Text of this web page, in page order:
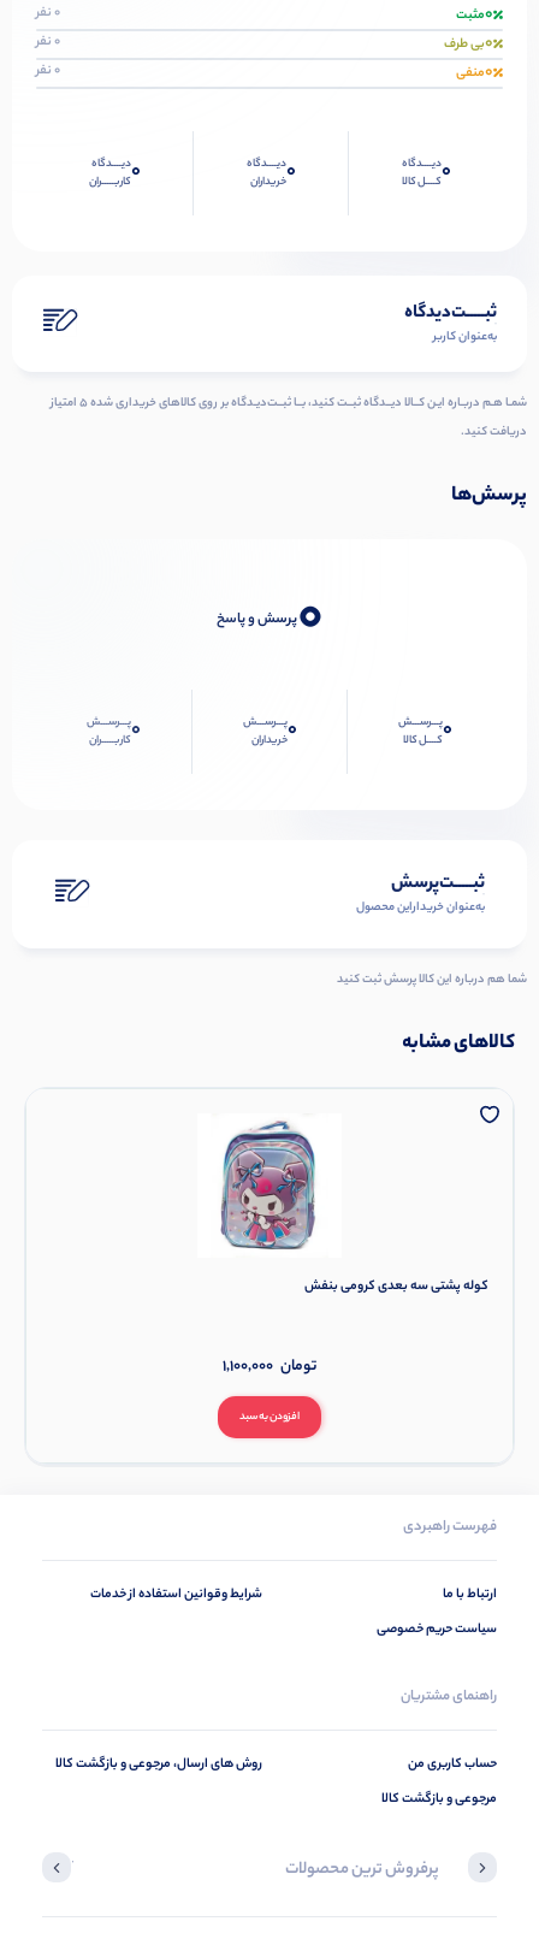
0مثبت 0 نفر
0بی طرف 0 نفر
0منفی 0 نفر
0دیــــدگاه
کــــل کالا
0دیــــدگاه
خریداران
0دیــــدگاه
کاربـــــران
ثبـــــت‌دیدگاه
به‌عنوان کاربر
شمـا هـم دربـاره ایـن کــالا دیــدگاه ثبــت کنید، بــا ثبــت‌دیـدگاه بر روی کالاهای خریداری شده ۵ امتیاز
دریافت کنید.
پرسش‌ها
0پرسش و پاسخ
0پـــرســـش
کــــل کالا
0پـــرســـش
خریداران
0پـــرســـش
کاربـــــران
ثبـــــت‌پرسش
به‌عنوان ‌خریدار‌این‌ محصول
شما هم درباره این کالا پرسش ثبت کنید
کالاهای مشابه
کوله پشتی سه بعدی کرومی بنفش
افزودن به سبد
1,100,000 تومان
فهرست راهبردی
ارتباط با ما
سیاست حریم خصوصی
شرایط وقوانین استفاده از خدمات
راهنمای مشتریان
حساب کاربری من
مرجوعی و بازگشت کالا
روش های ارسال، مرجوعی و بازگشت کالا
پرفروش ترین محصولات آخرین